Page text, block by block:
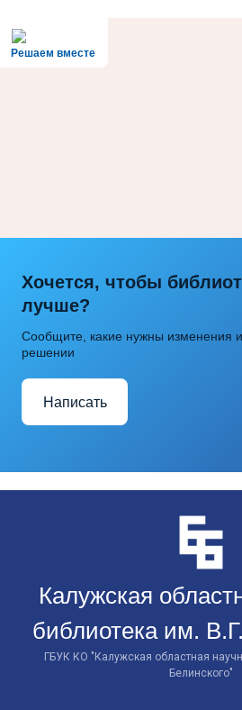
Решаем вместе
Хочется, чтобы
лучше?
Сообщите, какие нужны изменения и
решении
Написать
Калужская
библиотека им.
ГБУК КО "Калужская областная
Белинского"